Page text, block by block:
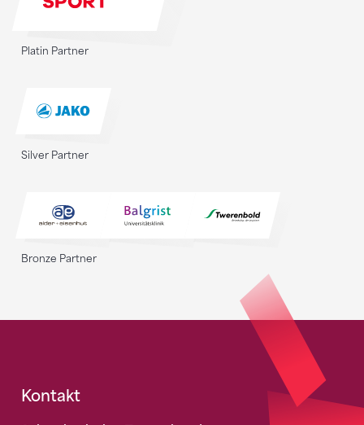
Platin Partner
Silver Partner
Bronze Partner
Fusszeile
Kontakt